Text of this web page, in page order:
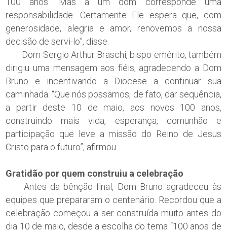
responsabilidade. Certamente Ele espera que, com
generosidade, alegria e amor, renovemos a nossa
decisão de servi-lo”, disse.
Dom Sergio Arthur Braschi, bispo emérito, também
dirigiu uma mensagem aos fiéis, agradecendo a Dom
Bruno e incentivando a Diocese a continuar sua
caminhada. “Que nós possamos, de fato, dar sequência,
a partir deste 10 de maio, aos novos 100 anos,
construindo mais vida, esperança, comunhão e
participação que leve a missão do Reino de Jesus
Cristo para o futuro”, afirmou.
Gratidão por quem construiu a celebração
Antes da bênção final, Dom Bruno agradeceu às
equipes que prepararam o centenário. Recordou que a
celebração começou a ser construída muito antes do
dia 10 de maio, desde a escolha do tema “100 anos de